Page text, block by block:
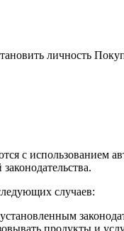
личность
с использованием
случаев:
продукты и